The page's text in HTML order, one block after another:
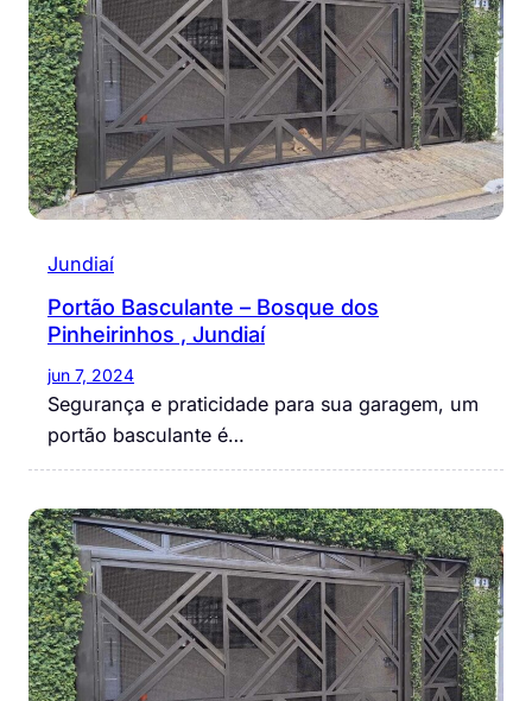
Jundiaí
Portão Basculante – Bosque dos
Pinheirinhos , Jundiaí
jun 7, 2024
Segurança e praticidade para sua garagem, um
portão basculante é…